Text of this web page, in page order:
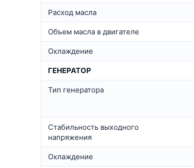
Расход масла
Объем масла в двигателе
Охлаждение
ГЕНЕРАТОР
Тип генератора
Стабильность выходного
напряжения
Охлаждение